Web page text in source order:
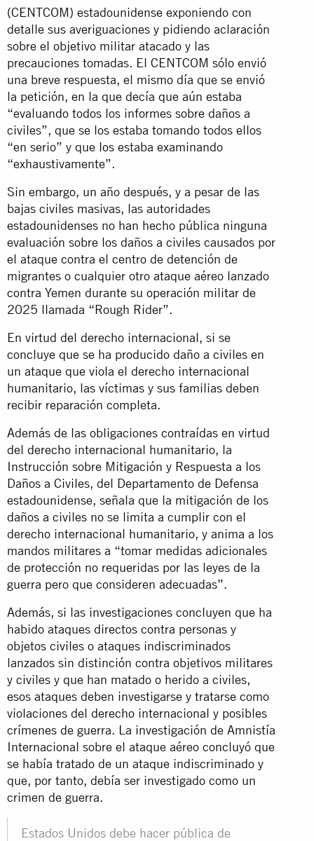
(CENTCOM) estadounidense exponiendo con
detalle sus averiguaciones y pidiendo aclaración
sobre el objetivo militar atacado y las
precauciones tomadas. El CENTCOM sólo envió
una breve respuesta, el mismo día que se envió
la petición, en la que decía que aún estaba
“evaluando todos los informes sobre daños a
civiles”, que se los estaba tomando todos ellos
“en serio” y que los estaba examinando
“exhaustivamente”.
Sin embargo, un año después, y a pesar de las
bajas civiles masivas, las autoridades
estadounidenses no han hecho pública ninguna
evaluación sobre los daños a civiles causados por
el ataque contra el centro de detención de
migrantes o cualquier otro ataque aéreo lanzado
contra Yemen durante su operación militar de
2025 llamada “Rough Rider”.
En virtud del derecho internacional, si se
concluye que se ha producido daño a civiles en
un ataque que viola el derecho internacional
humanitario, las víctimas y sus familias deben
recibir reparación completa.
Además de las obligaciones contraídas en virtud
del derecho internacional humanitario, la
Instrucción sobre Mitigación y Respuesta a los
Daños a Civiles, del Departamento de Defensa
estadounidense, señala que la mitigación de los
daños a civiles no se limita a cumplir con el
derecho internacional humanitario, y anima a los
mandos militares a “tomar medidas adicionales
de protección no requeridas por las leyes de la
guerra pero que consideren adecuadas”.
Además, si las investigaciones concluyen que ha
habido ataques directos contra personas y
objetos civiles o ataques indiscriminados
lanzados sin distinción contra objetivos militares
y civiles y que han matado o herido a civiles,
esos ataques deben investigarse y tratarse como
violaciones del derecho internacional y posibles
crímenes de guerra. La investigación de Amnistía
Internacional sobre el ataque aéreo concluyó que
se había tratado de un ataque indiscriminado y
que, por tanto, debía ser investigado como un
crimen de guerra.
Estados Unidos debe hacer pública de